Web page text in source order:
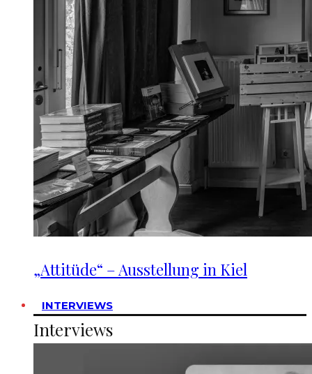
„Attitüde“ – Ausstellung in Kiel
INTERVIEWS
Interviews